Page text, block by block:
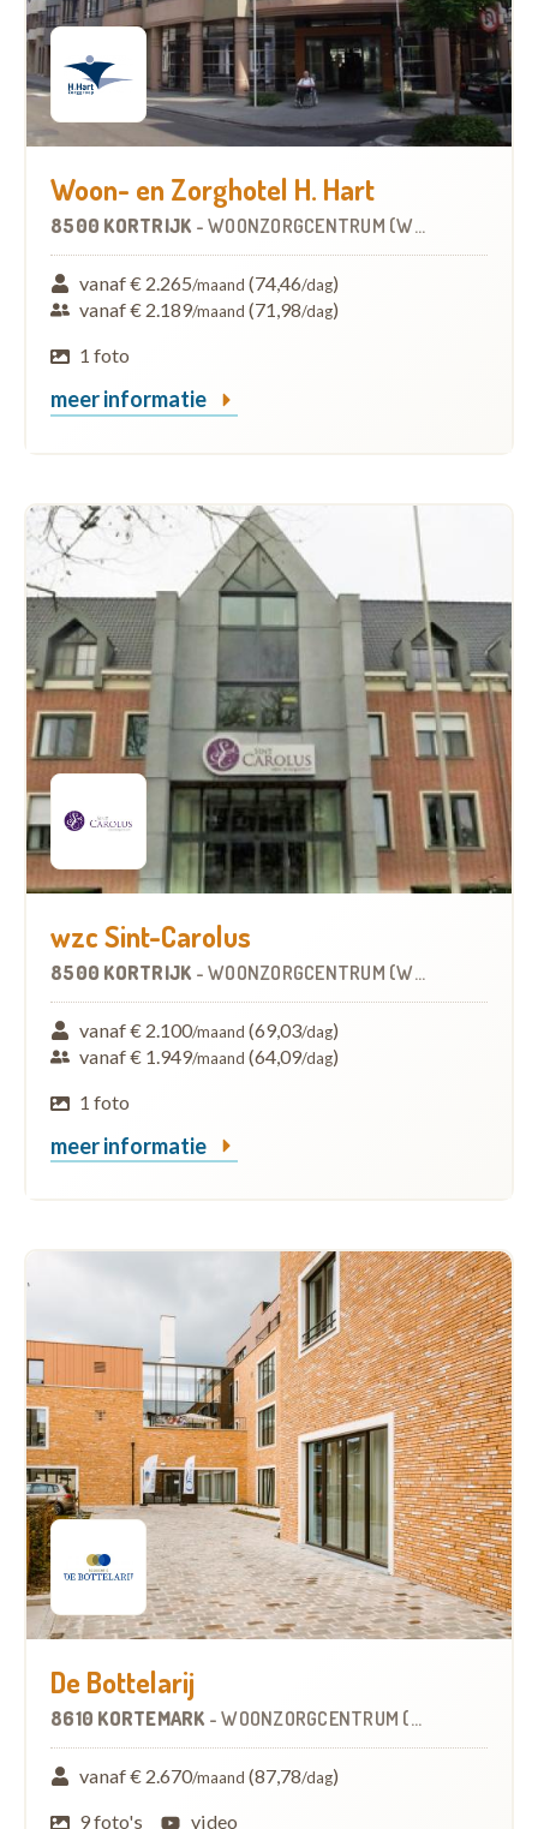
Woon- en Zorghotel H. Hart
8500 KORTRIJK - WOONZORGCENTRUM (WZC)
vanaf € 2.265/maand (74,46/dag)
vanaf € 2.189/maand (71,98/dag)
1 foto
meer informatie
wzc Sint-Carolus
8500 KORTRIJK - WOONZORGCENTRUM (WZC)
vanaf € 2.100/maand (69,03/dag)
vanaf € 1.949/maand (64,09/dag)
1 foto
meer informatie
De Bottelarij
8610 KORTEMARK -WOONZORGCENTRUM (WZC)
vanaf € 2.670/maand (87,78/dag)
9 foto's
video